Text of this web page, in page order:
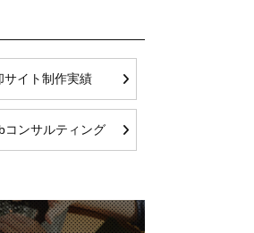
サイト制作実績
コンサルティング